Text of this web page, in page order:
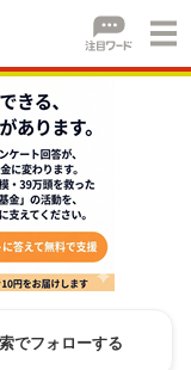
でフォローする